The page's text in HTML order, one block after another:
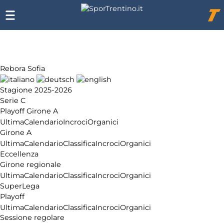
Rebora Sofia
Stagione 2025-2026
Serie C
Playoff Girone A
UltimaCalendarioIncrociOrganici
Girone A
UltimaCalendarioClassificaIncrociOrganici
Eccellenza
Girone regionale
UltimaCalendarioClassificaIncrociOrganici
SuperLega
Playoff
UltimaCalendarioClassificaIncrociOrganici
Sessione regolare
Chi
siamo
Affiliazione